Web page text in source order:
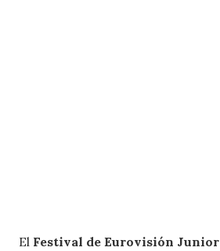
El Festival de Eurovisión Junior